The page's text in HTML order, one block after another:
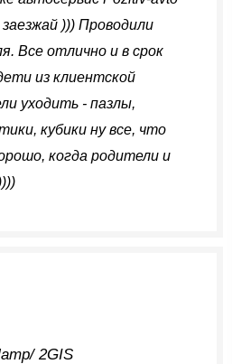
))) Проводили
Все отлично и в срок
из клиентской
уходить - пазлы,
кубики ну все, что
когда родители и
2GIS